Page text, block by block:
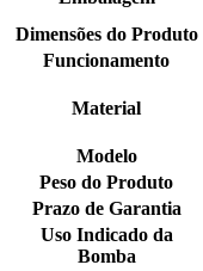
Dimensões do Produto
Funcionamento
Material
Modelo
Peso do Produto
Prazo de Garantia
Uso Indicado da
Bomba